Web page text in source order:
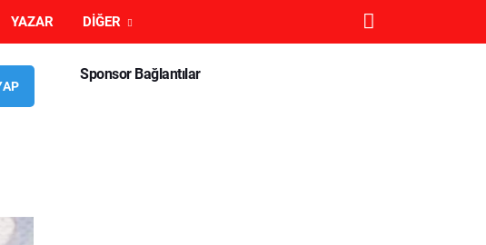
YAZAR DIĞER
Sponsor Bağlantılar